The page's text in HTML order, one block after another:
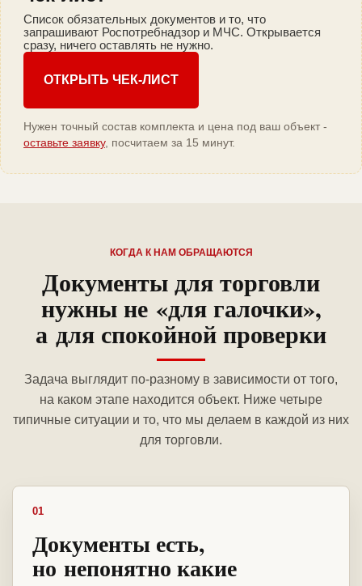
Список обязательных документов и то, что
запрашивают Роспотребнадзор и МЧС. Открывается
сразу, ничего оставлять не нужно.
ОТКРЫТЬ ЧЕК-ЛИСТ
Нужен точный состав комплекта и цена под ваш объект -
оставьте заявку, посчитаем за 15 минут.
КОГДА К НАМ ОБРАЩАЮТСЯ
Документы для торговли
нужны не «для галочки»,
а для спокойной проверки
Задача выглядит по-разному в зависимости от того,
на каком этапе находится объект. Ниже четыре
типичные ситуации и то, что мы делаем в каждой из них
для торговли.
01
Документы есть,
но непонятно какие